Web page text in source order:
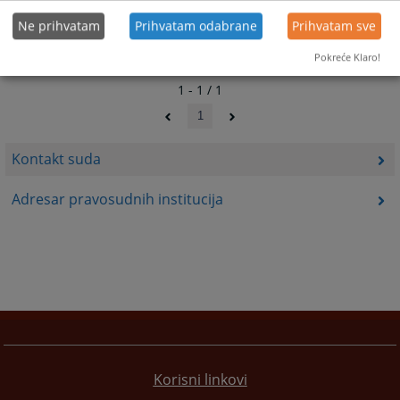
Kontakt suda
Adresar pravosudnih institucija
1 - 1 / 1
1
Korisni linkovi
Ne prihvatam Prihvatam odabrane Prihvatam sve
Pokreće Klaro!